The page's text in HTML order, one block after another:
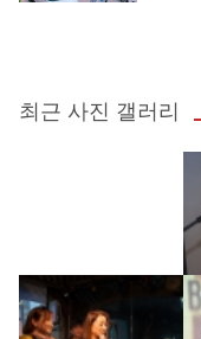
최근 사진 갤러리